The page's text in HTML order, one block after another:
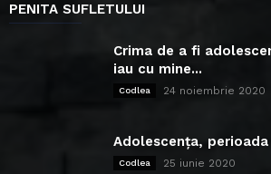
PENITA SUFLETULUI
Crima de a fi
iau cu mine...
Codlea 24 noiembrie 2020
Adolescența,
Codlea 25 iunie 2020